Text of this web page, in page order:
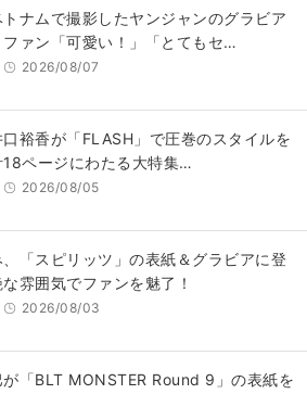
ナムで撮影したヤンジャンのグラビア
ファン「可愛い！」「とてもセ…
2026/08/07
裕香が「FLASH」で圧巻のスタイルを
18ページにわたる大特集…
2026/08/05
「スピリッツ」の表紙＆グラビアに登
雰囲気でファンを魅了！
2026/08/03
「BLT MONSTER Round 9」の表紙を